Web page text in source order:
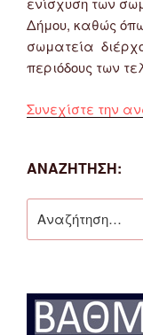
Δήμου, καθώς
σωματεία
περιόδους των
Συνεχίστε την
ΑΝΑΖΉΤΗΣΗ:
για: